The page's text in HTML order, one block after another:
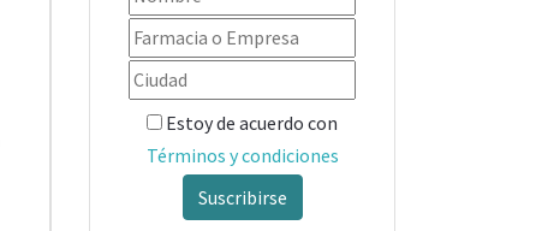
Estoy de acuerdo con
Términos y condiciones
Suscribirse